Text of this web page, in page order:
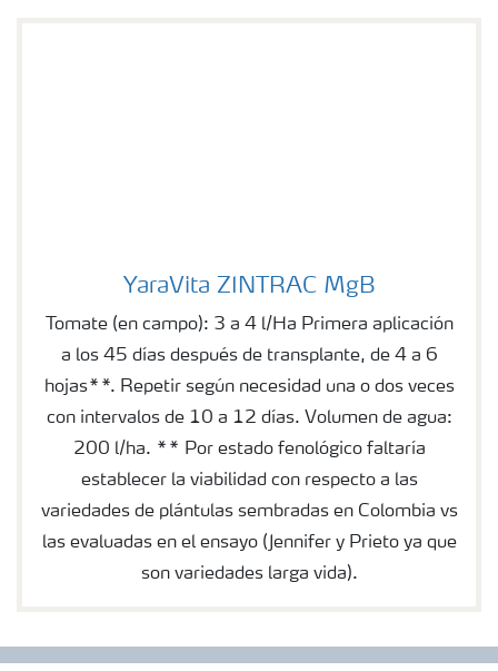
YaraVita ZINTRAC MgB
YaraVita ZINTRAC MgB
Tomate (en campo): 3 a 4 l/Ha Primera aplicación
a los 45 días después de transplante, de 4 a 6
hojas**. Repetir según necesidad una o dos veces
con intervalos de 10 a 12 días. Volumen de agua:
200 l/ha. ** Por estado fenológico faltaría
establecer la viabilidad con respecto a las
variedades de plántulas sembradas en Colombia vs
las evaluadas en el ensayo (Jennifer y Prieto ya que
son variedades larga vida).